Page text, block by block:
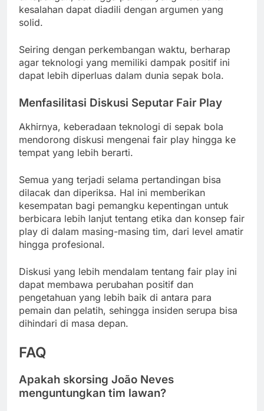
kesalahan dapat diadili dengan argumen yang
solid.
Seiring dengan perkembangan waktu, berharap
agar teknologi yang memiliki dampak positif ini
dapat lebih diperluas dalam dunia sepak bola.
Menfasilitasi Diskusi Seputar Fair Play
Akhirnya, keberadaan teknologi di sepak bola
mendorong diskusi mengenai fair play hingga ke
tempat yang lebih berarti.
Semua yang terjadi selama pertandingan bisa
dilacak dan diperiksa. Hal ini memberikan
kesempatan bagi pemangku kepentingan untuk
berbicara lebih lanjut tentang etika dan konsep fair
play di dalam masing-masing tim, dari level amatir
hingga profesional.
Diskusi yang lebih mendalam tentang fair play ini
dapat membawa perubahan positif dan
pengetahuan yang lebih baik di antara para
pemain dan pelatih, sehingga insiden serupa bisa
dihindari di masa depan.
FAQ
Apakah skorsing João Neves
menguntungkan tim lawan?